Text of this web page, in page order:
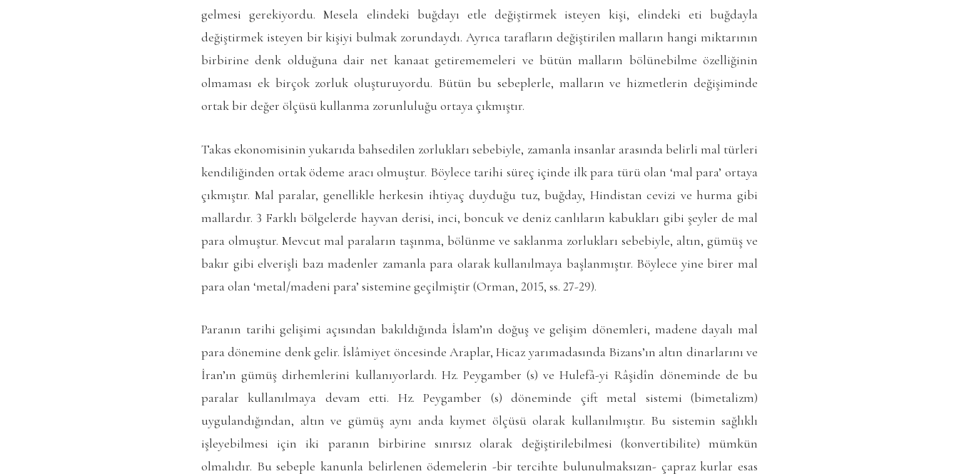
gelmesi gerekiyordu. Mesela elindeki buğdayı etle değiştirmek isteyen kişi, elindeki eti buğdayla
değiştirmek isteyen bir kişiyi bulmak zorundaydı. Ayrıca tarafların değiştirilen malların hangi miktarının
birbirine denk olduğuna dair net kanaat getirememeleri ve bütün malların bölünebilme özelliğinin
olmaması ek birçok zorluk oluşturuyordu. Bütün bu sebeplerle, malların ve hizmetlerin değişiminde
ortak bir değer ölçüsü kullanma zorunluluğu ortaya çıkmıştır.
Takas ekonomisinin yukarıda bahsedilen zorlukları sebebiyle, zamanla insanlar arasında belirli mal türleri
kendiliğinden ortak ödeme aracı olmuştur. Böylece tarihi süreç içinde ilk para türü olan ‘mal para’ ortaya
çıkmıştır. Mal paralar, genellikle herkesin ihtiyaç duyduğu tuz, buğday, Hindistan cevizi ve hurma gibi
mallardır. 3 Farklı bölgelerde hayvan derisi, inci, boncuk ve deniz canlıların kabukları gibi şeyler de mal
para olmuştur. Mevcut mal paraların taşınma, bölünme ve saklanma zorlukları sebebiyle, altın, gümüş ve
bakır gibi elverişli bazı madenler zamanla para olarak kullanılmaya başlanmıştır. Böylece yine birer mal
para olan ‘metal/madeni para’ sistemine geçilmiştir (Orman, 2015, ss. 27-29).
Paranın tarihi gelişimi açısından bakıldığında İslam’ın doğuş ve gelişim dönemleri, madene dayalı mal
para dönemine denk gelir. İslâmiyet öncesinde Araplar, Hicaz yarımadasında Bizans’ın altın dinarlarını ve
İran’ın gümüş dirhemlerini kullanıyorlardı. Hz. Peygamber (s) ve Hulefâ-yi Râşidîn döneminde de bu
paralar kullanılmaya devam etti. Hz. Peygamber (s) döneminde çift metal sistemi (bimetalizm)
uygulandığından, altın ve gümüş aynı anda kıymet ölçüsü olarak kullanılmıştır. Bu sistemin sağlıklı
işleyebilmesi için iki paranın birbirine sınırsız olarak değiştirilebilmesi (konvertibilite) mümkün
olmalıdır. Bu sebeple kanunla belirlenen ödemelerin -bir tercihte bulunulmaksızın- çapraz kurlar esas